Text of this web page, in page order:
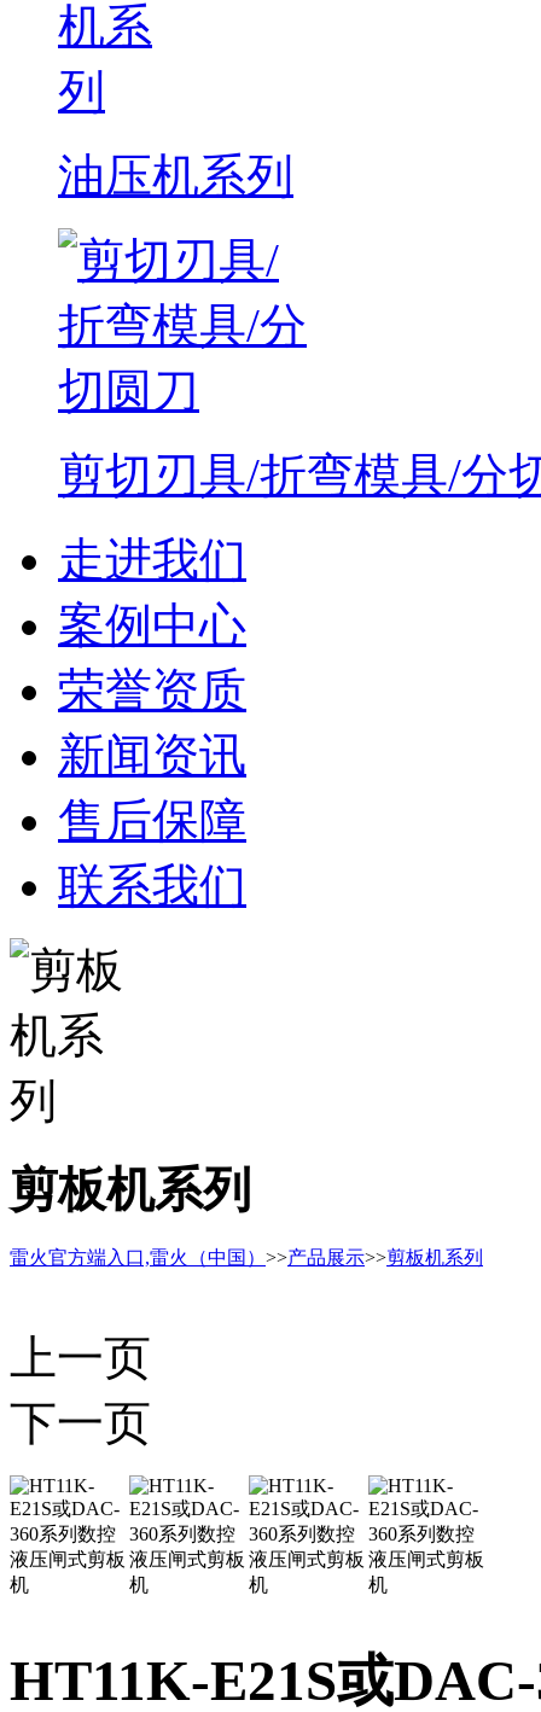
油压机系列
剪切刃具/折弯模具/分
走进我们
案例中心
荣誉资质
新闻资讯
售后保障
联系我们
剪板机系列
雷火官方端入口,雷火（中国） >>产品展示>>剪板机系列
上一页
下一页
HT11K-E21S或